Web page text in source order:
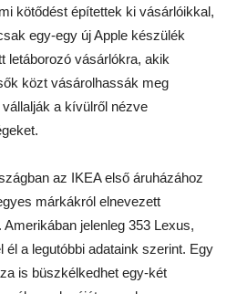
kötődést építettek ki vásárlóikkal,
egy-egy új Apple készülék
letáborozó vásárlókra, akik
közt vásárolhassák meg
a kívülről nézve
az IKEA első áruházához
márkákról elnevezett
jelenleg 353 Lexus,
él a legutóbbi adataink szerint. Egy
is büszkélkedhet egy-két